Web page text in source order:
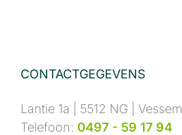
CONTACTGEGEVENS
Lantie 1a | 5512 NG | Vessem
Telefoon: 0497 - 59 17 94